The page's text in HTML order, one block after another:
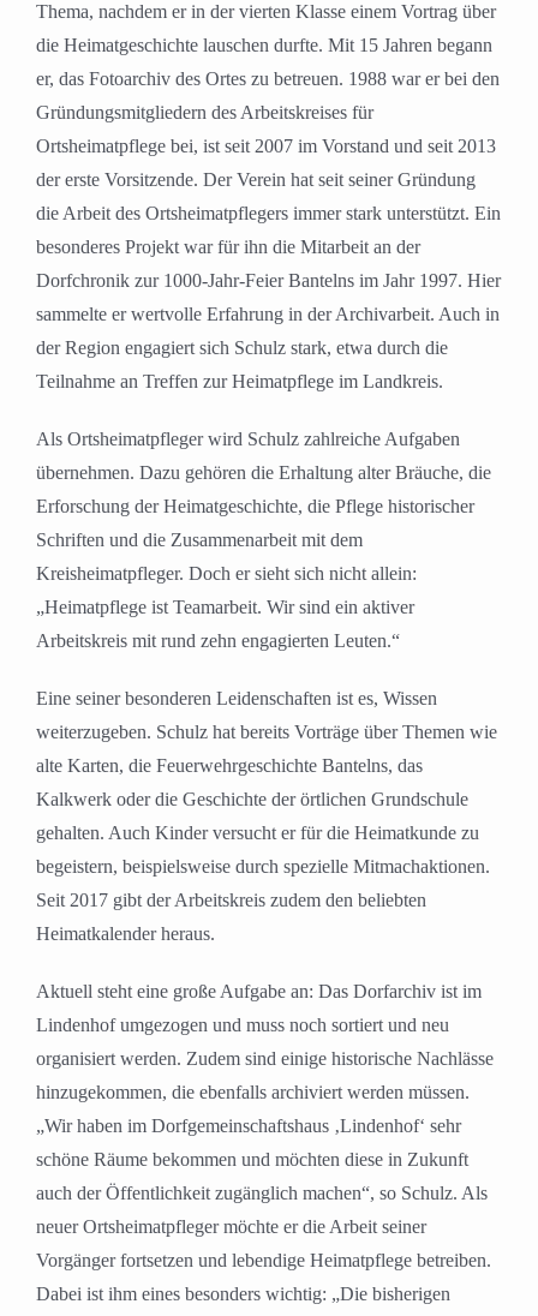
Thema, nachdem er in der vierten Klasse einem Vortrag über
die Heimatgeschichte lauschen durfte. Mit 15 Jahren begann
er, das Fotoarchiv des Ortes zu betreuen. 1988 war er bei den
Gründungsmitgliedern des Arbeitskreises für
Ortsheimatpflege bei, ist seit 2007 im Vorstand und seit 2013
der erste Vorsitzende. Der Verein hat seit seiner Gründung
die Arbeit des Ortsheimatpflegers immer stark unterstützt. Ein
besonderes Projekt war für ihn die Mitarbeit an der
Dorfchronik zur 1000-Jahr-Feier Bantelns im Jahr 1997. Hier
sammelte er wertvolle Erfahrung in der Archivarbeit. Auch in
der Region engagiert sich Schulz stark, etwa durch die
Teilnahme an Treffen zur Heimatpflege im Landkreis.
Als Ortsheimatpfleger wird Schulz zahlreiche Aufgaben
übernehmen. Dazu gehören die Erhaltung alter Bräuche, die
Erforschung der Heimatgeschichte, die Pflege historischer
Schriften und die Zusammenarbeit mit dem
Kreisheimatpfleger. Doch er sieht sich nicht allein:
„Heimatpflege ist Teamarbeit. Wir sind ein aktiver
Arbeitskreis mit rund zehn engagierten Leuten.“
Eine seiner besonderen Leidenschaften ist es, Wissen
weiterzugeben. Schulz hat bereits Vorträge über Themen wie
alte Karten, die Feuerwehrgeschichte Bantelns, das
Kalkwerk oder die Geschichte der örtlichen Grundschule
gehalten. Auch Kinder versucht er für die Heimatkunde zu
begeistern, beispielsweise durch spezielle Mitmachaktionen.
Seit 2017 gibt der Arbeitskreis zudem den beliebten
Heimatkalender heraus.
Aktuell steht eine große Aufgabe an: Das Dorfarchiv ist im
Lindenhof umgezogen und muss noch sortiert und neu
organisiert werden. Zudem sind einige historische Nachlässe
hinzugekommen, die ebenfalls archiviert werden müssen.
„Wir haben im Dorfgemeinschaftshaus ‚Lindenhof‘ sehr
schöne Räume bekommen und möchten diese in Zukunft
auch der Öffentlichkeit zugänglich machen“, so Schulz. Als
neuer Ortsheimatpfleger möchte er die Arbeit seiner
Vorgänger fortsetzen und lebendige Heimatpflege betreiben.
Dabei ist ihm eines besonders wichtig: „Die bisherigen